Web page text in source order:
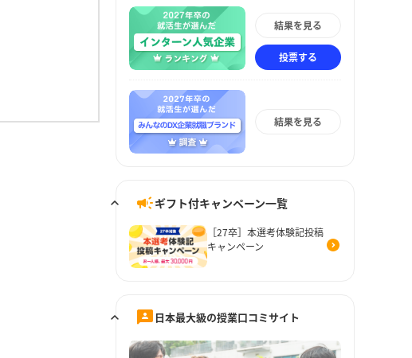
結果を見る
投票する
結果を見る
ギフト付キャンペーン一覧
［27卒］本選考体験記投稿
キャンペーン
日本最大級の授業口コミサイト